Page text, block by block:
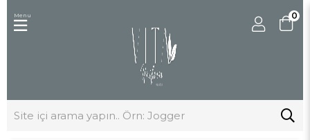
0
Menu